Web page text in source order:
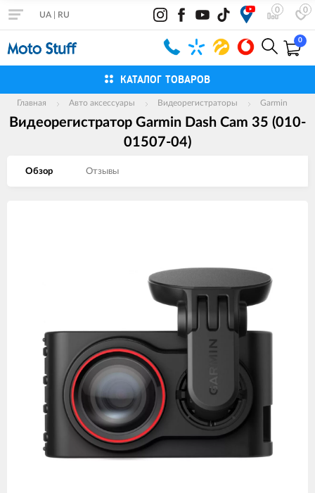
0 0
UA RU
0
КАТАЛОГ ТОВАРОВ
Главная Авто аксессуары Видеорегистраторы Garmin
Видеорегистратор Garmin Dash Cam 35 (010-
01507-04)
Обзор Отзывы